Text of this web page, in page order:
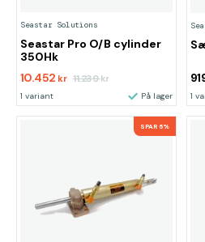
Seastar Solutions
Seastar Pro O/B cylinder
350Hk
10.452 kr 11.239kr
1 variant På lager 1
SPAR 6%